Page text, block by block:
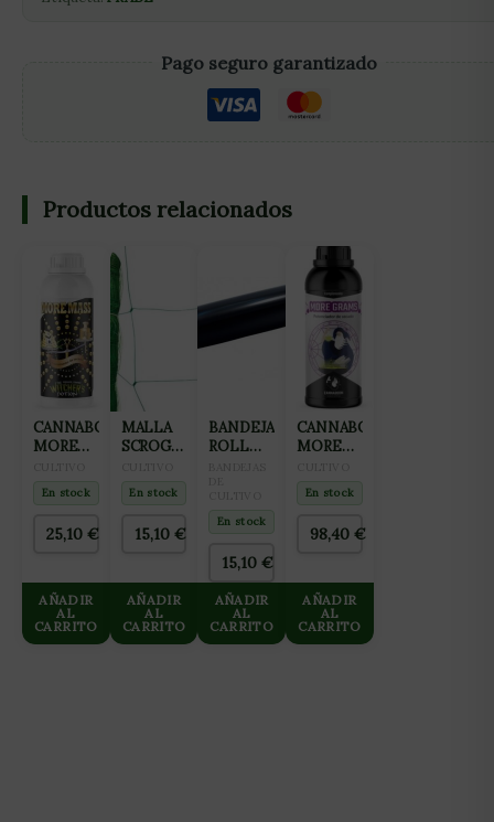
Pago seguro garantizado
Productos relacionados
CANNABOOM
MORE
En stock
25,10 €
AÑADIR
AL
CARRITO
MALLA
SCROG
15X15CM
(2X25M)
En stock
15,10 €
AÑADIR
AL
CARRITO
BANDEJA
ROLL
1M
En stock
15,10€
AÑADIR
AL
CARRITO
CANNABOOM
MORE
1150ML
En stock
98,40€
AÑADIR
AL
CARRITO